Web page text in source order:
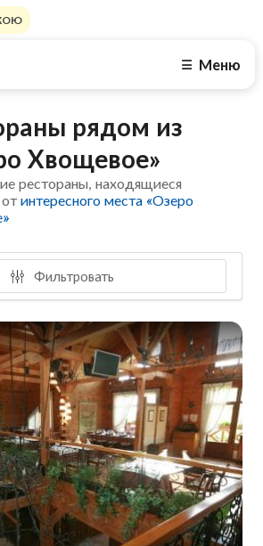
☰ Меню
рядом из
Хвощевое»
рестораны, находящиеся
отинтересного места «Озеро
Фильтровать